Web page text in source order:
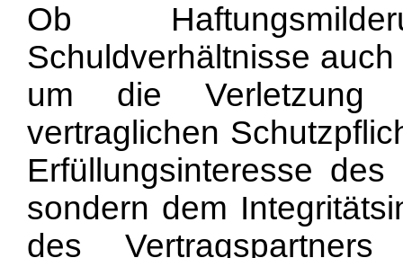
Ob
Schuldverhältnisse
um die Verletzung
vertraglichen
Erfüllungsinteresse
sondern dem
des